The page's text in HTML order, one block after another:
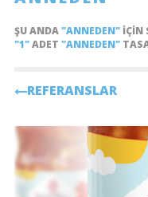
ŞU ANDA"ANNEDEN"IÇIN
"1"ADET "ANNEDEN"
REFERANSLAR